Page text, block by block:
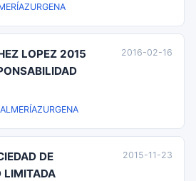
ZURGENA
LOPEZ 2015
ALMERÍAZURGENA
2016-02-16
DE
LIMITADA
2015-11-23